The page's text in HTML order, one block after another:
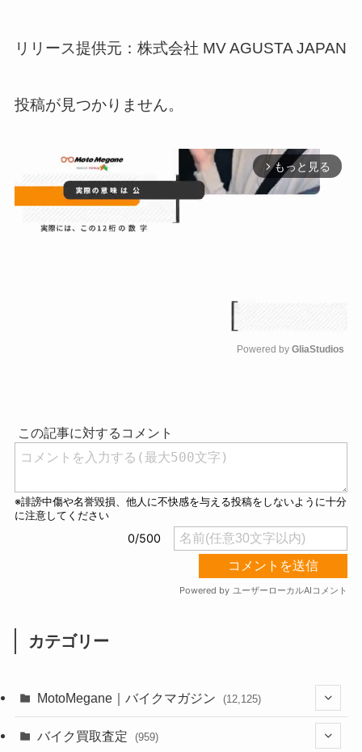
リリース提供元：株式会社 MV AGUSTA JAPAN
投稿が見つかりません。
arrow_forward_ios もっと見る
Powered by GliaStudios
カテゴリー
MotoMegane｜バイクマガジン (12,125)
バイク買取査定 (959)